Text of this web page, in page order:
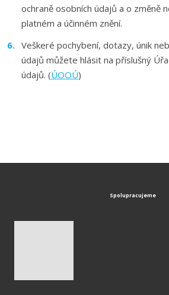
ochraně osobních údajů a o změně
platném a účinném znění.
Veškeré pochybení, dotazy, únik
údajů můžete hlásit na příslušný
údajů. (ÚOOÚ)
Spolupracujeme